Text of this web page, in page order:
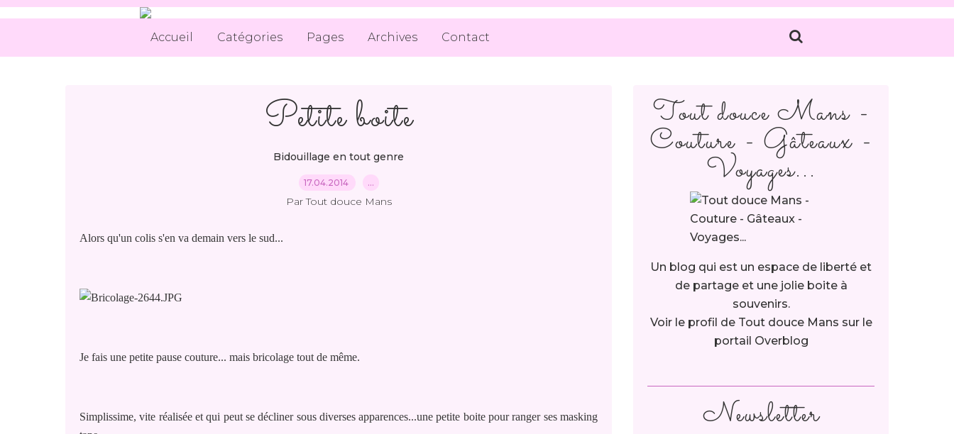
Accueil Catégories Pages Archives Contact
Petite boite
Bidouillage en tout genre
17.04.2014 …
Par Tout douce Mans
Alors qu'un colis s'en va demain vers le sud...
Je fais une petite pause couture... mais bricolage tout de même.
Simplissime, vite réalisée et qui peut se décliner sous diverses apparences...une petite boite pour ranger ses masking
Newsletter
Tout douce Mans -
Couture - Gâteaux -
Voyages...
Un blog qui est un espace de liberté et
de partage et une jolie boite à
souvenirs.
Voir le profil de Tout douce Mans sur le
portail Overblog